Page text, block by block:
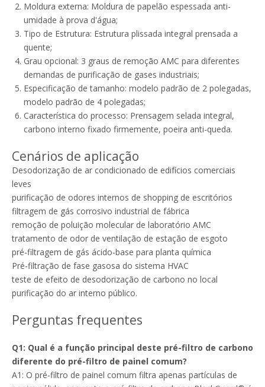
Moldura externa: Moldura de papelão espessada anti-
umidade à prova d'água;
Tipo de Estrutura: Estrutura plissada integral prensada a
quente;
Grau opcional: 3 graus de remoção AMC para diferentes
demandas de purificação de gases industriais;
Especificação de tamanho: modelo padrão de 2 polegadas,
modelo padrão de 4 polegadas;
Característica do processo: Prensagem selada integral,
carbono interno fixado firmemente, poeira anti-queda.
Cenários de aplicação
Desodorização de ar condicionado de edifícios comerciais
leves
purificação de odores internos de shopping de escritórios
filtragem de gás corrosivo industrial de fábrica
remoção de poluição molecular de laboratório AMC
tratamento de odor de ventilação de estação de esgoto
pré-filtragem de gás ácido-base para planta química
Pré-filtração de fase gasosa do sistema HVAC
teste de efeito de desodorização de carbono no local
purificação do ar interno público.
Perguntas frequentes
Q1: Qual é a função principal deste pré-filtro de carbono
diferente do pré-filtro de painel comum?
A1: O pré-filtro de painel comum filtra apenas partículas de